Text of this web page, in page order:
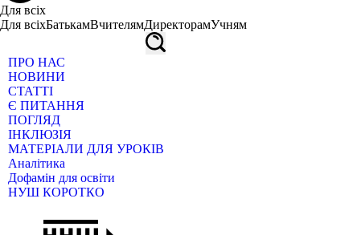
Для всіх
Для всіхБатькамВчителямДиректорамУчням
ПРО НАС
НОВИНИ
СТАТТІ
Є ПИТАННЯ
ПОГЛЯД
ІНКЛЮЗІЯ
МАТЕРІАЛИ ДЛЯ УРОКІВ
Аналітика
Дофамін для освіти
НУШ КОРОТКО